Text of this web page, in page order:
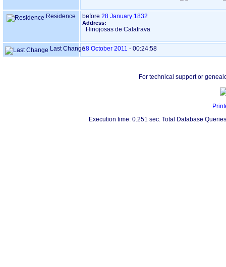
Residence before 28 January 1832
Address:
Hinojosas de Calatrava
Last Change18 October 2011 - 00:24:58
For technical support or
Execution time: 0.251 sec. Total Database